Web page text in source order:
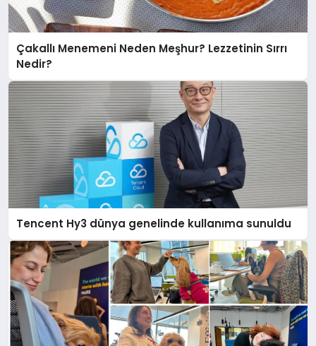
Çakallı Menemeni Neden Meşhur? Lezzetinin Sırrı
Nedir?
Tencent Hy3 dünya genelinde kullanıma sunuldu